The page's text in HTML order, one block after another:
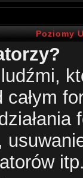
Poziomy